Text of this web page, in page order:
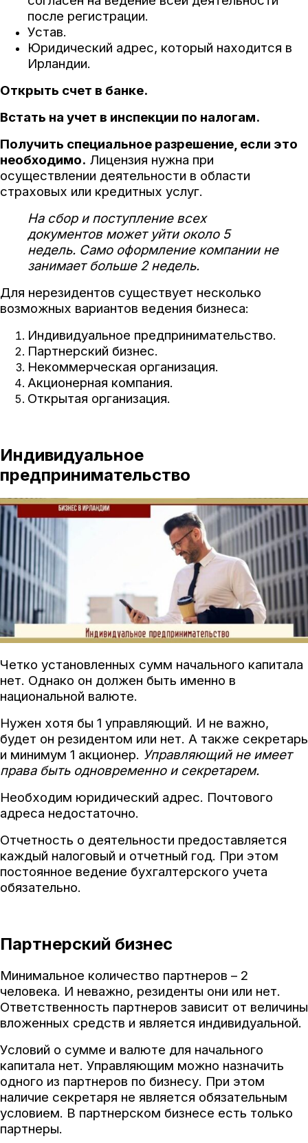
после регистрации.
Устав.
Юридический адрес, который находится в
Ирландии.
Открыть счет в банке.
Встать на учет в инспекции по налогам.
Получить специальное разрешение, если это
необходимо. Лицензия нужна при
осуществлении деятельности в области
страховых или кредитных услуг.
На сбор и поступление всех
документов может уйти около 5
недель. Само оформление компании не
занимает больше 2 недель.
Для нерезидентов существует несколько
возможных вариантов ведения бизнеса:
Индивидуальное предпринимательство.
Партнерский бизнес.
Некоммерческая организация.
Акционерная компания.
Открытая организация.
Индивидуальное
предпринимательство
Четко установленных сумм начального капитала
нет. Однако он должен быть именно в
национальной валюте.
Нужен хотя бы 1 управляющий. И не важно,
будет он резидентом или нет. А также секретарь
и минимум 1 акционер. Управляющий не имеет
права быть одновременно и секретарем.
Необходим юридический адрес. Почтового
адреса недостаточно.
Отчетность о деятельности предоставляется
каждый налоговый и отчетный год. При этом
постоянное ведение бухгалтерского учета
обязательно.
Партнерский бизнес
Минимальное количество партнеров – 2
человека. И неважно, резиденты они или нет.
Ответственность партнеров зависит от величины
вложенных средств и является индивидуальной.
Условий о сумме и валюте для начального
капитала нет. Управляющим можно назначить
одного из партнеров по бизнесу. При этом
наличие секретаря не является обязательным
условием. В партнерском бизнесе есть только
партнеры.